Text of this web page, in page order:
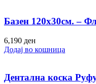
Базен 120х30см. –
6,190 ден
Додај во кошница
Дентална коска